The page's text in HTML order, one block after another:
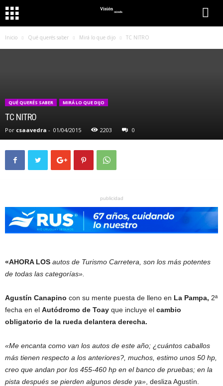
Inicio Qué querés saber Mirá lo que dijo TC NITRO
QUÉ QUERÉS SABER MIRÁ LO QUE DIJO
TC NITRO
Por csaavedra - 01/04/2015 2203 0
publicidad
«AHORA LOS autos de Turismo Carretera, son los más potentes
de todas las categorías».
Agustín Canapino con su mente puesta de lleno en La Pampa, 2ª
fecha en el Autódromo de Toay que incluye el cambio
obligatorio de la rueda delantera derecha.
«Me encanta como van los autos de este año; ¿cuántos caballos
más tienen respecto a los anteriores?, muchos, estimo unos 50 hp,
creo que andan por los 455-460 hp en el banco de pruebas; en la
pista después se pierden algunos desde ya» , desliza Agustín.